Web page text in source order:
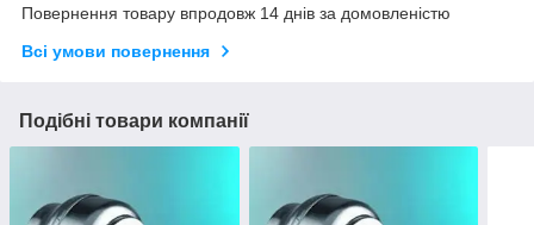
Повернення товару впродовж 14 днів за домовленістю
Всі умови повернення
Подібні товари компанії